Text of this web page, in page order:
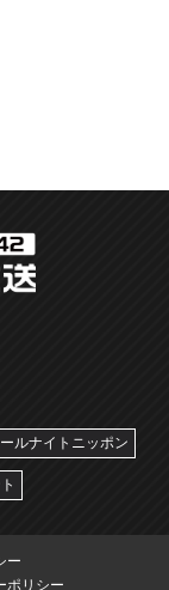
ルナイトニッポン
ー
ポリシー